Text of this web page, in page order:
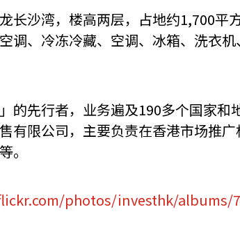
长沙湾，楼高两层，占地约1,700
调、冷冻冷藏、空调、冰箱、洗衣
的先行者，业务遍及190多个国家
有限公司，主要负责在香港市场推
。
photos/investhk/albums/